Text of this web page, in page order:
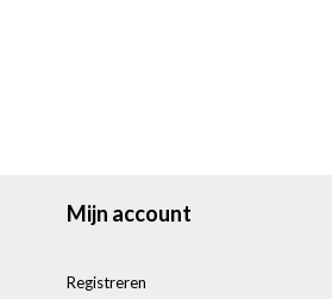
Mijn account
Registreren